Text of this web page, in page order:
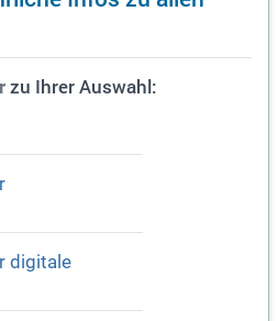
zu Ihrer Auswahl:
digitale